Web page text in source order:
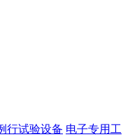
行试验设备 电子专用工